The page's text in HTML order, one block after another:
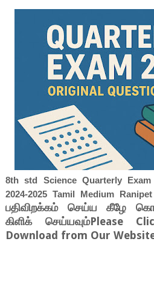
8th std Science Quarterly
2024-2025 Tamil Medium
பதிவிறக்கம் செய்ய கீழே
கிளிக் செய்யவும்Please
Download from Our